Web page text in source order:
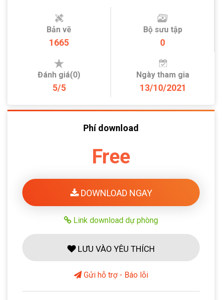
Bản vẽ
1665
Bộ sưu tập
0
Đánh giá(0)
5/5
Ngày tham gia
13/10/2021
Phí download
Free
DOWNLOAD NGAY
Link download dự phòng
LƯU VÀO YÊU THÍCH
Gửi hỗ trợ - Báo lỗi